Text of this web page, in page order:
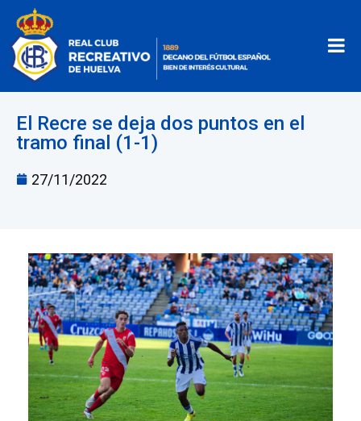
El Recre se deja dos puntos en el
tramo final (1-1)
27/11/2022